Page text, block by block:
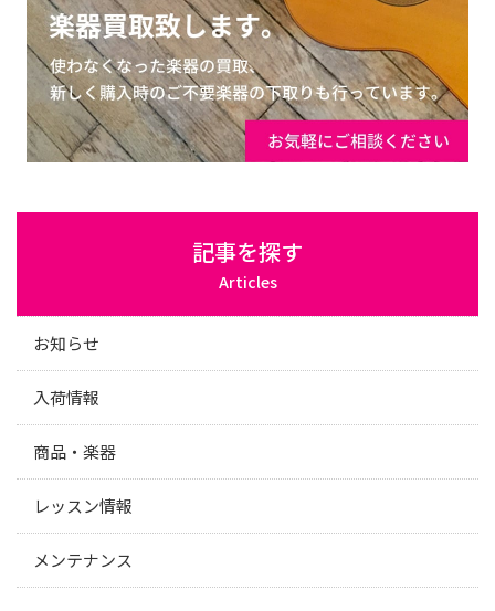
記事を探す
Articles
お知らせ
入荷情報
商品・楽器
レッスン情報
メンテナンス